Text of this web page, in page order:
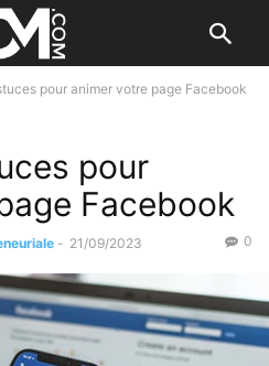
pour animer votre page Facebook
pour
Facebook
- 21/09/2023 0